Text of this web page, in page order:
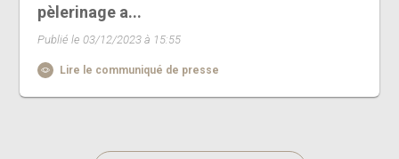
pèlerinage a...
Publié le 03/12/2023 à 15:55
Lire le communiqué de presse